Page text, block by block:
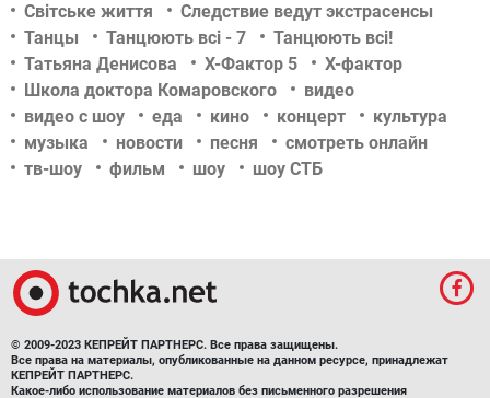
Світське життя
Следствие ведут экстрасенсы
Танцы
Танцюють всі - 7
Танцюють всі!
Татьяна Денисова
Х-Фактор 5
Х-фактор
Школа доктора Комаровского
видео
видео с шоу
еда кино концерт
культура
музыка
новости песня
смотреть онлайн
тв-шоу
фильм шоу шоу СТБ
© 2009-2023 КЕПРЕЙТ ПАРТНЕРС. Все права защищены.
Все права на материалы, опубликованные на данном ресурсе, принадлежат
КЕПРЕЙТ ПАРТНЕРС.
Какое-либо использование материалов без письменного разрешения